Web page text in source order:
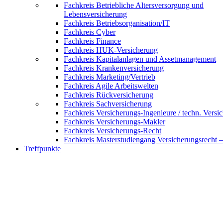
Fachkreis Betriebliche Altersversorgung und
Lebensversicherung
Fachkreis Betriebsorganisation/IT
Fachkreis Cyber
Fachkreis Finance
Fachkreis HUK-Versicherung
Fachkreis Kapitalanlagen und Assetmanagement
Fachkreis Krankenversicherung
Fachkreis Marketing/Vertrieb
Fachkreis Agile Arbeitswelten
Fachkreis Rückversicherung
Fachkreis Sachversicherung
Fachkreis Versicherungs-Ingenieure / techn.
Fachkreis Versicherungs-Makler
Fachkreis Versicherungs-Recht
Fachkreis Masterstudiengang Versicherungsrecht
Treffpunkte